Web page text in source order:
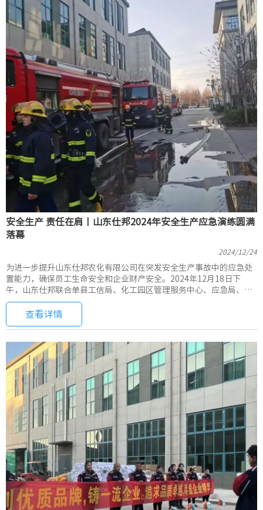
安全生产 责任在肩丨山东仕邦2024年安全生产应急演练圆满
落幕
2024/12/24
为进一步提升山东仕邦农化有限公司在突发安全生产事故中的应急处
置能力，确保员工生命安全和企业财产安全。2024年12月18日下
午，山东仕邦联合单县工信局、化工园区管理服务中心、应急局、生
态环境局、消防救援局、卫健局、中医医院、园区安环一体化应急救
援平台、园区特勤消防站等部门，联合开展2024年山东仕邦工厂安全
生产事故应急演练。
查看详情